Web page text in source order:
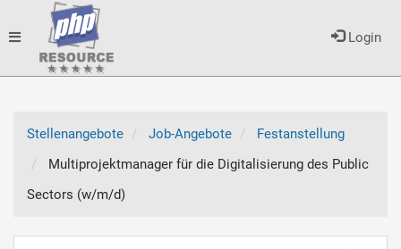
Login
Toggle
Stellenangebote
Job-Angebote
Festanstellung
Multiprojektmanager für die Digitalisierung des Public
Sectors (w/m/d)